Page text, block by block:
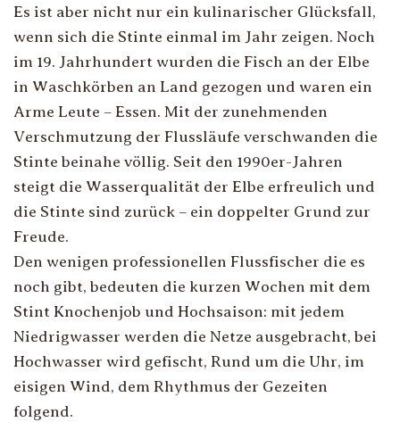
Es ist aber nicht nur ein kulinarischer Glücksfall,
wenn sich die Stinte einmal im Jahr zeigen. Noch
im 19. Jahrhundert wurden die Fisch an der Elbe
in Waschkörben an Land gezogen und waren ein
Arme Leute – Essen. Mit der zunehmenden
Verschmutzung der Flussläufe verschwanden die
Stinte beinahe völlig. Seit den 1990er-Jahren
steigt die Wasserqualität der Elbe erfreulich und
die Stinte sind zurück – ein doppelter Grund zur
Freude.
Den wenigen professionellen Flussfischer die es
noch gibt, bedeuten die kurzen Wochen mit dem
Stint Knochenjob und Hochsaison: mit jedem
Niedrigwasser werden die Netze ausgebracht, bei
Hochwasser wird gefischt, Rund um die Uhr, im
eisigen Wind, dem Rhythmus der Gezeiten
folgend.